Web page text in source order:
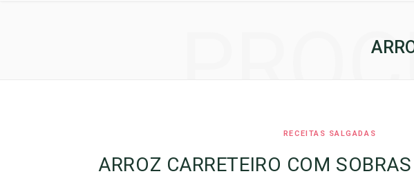
RECEITAS SALGADAS
ARROZ CARRETEIRO COM